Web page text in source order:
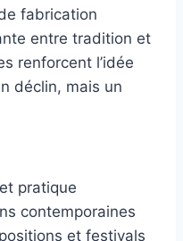
fabrication
entre tradition et
renforcent l’idée
déclin, mais un
pratique
contemporaines
et festivals